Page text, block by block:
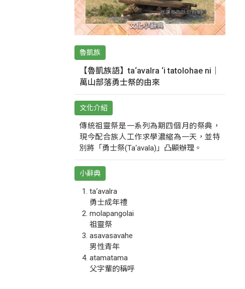
魯凱族
【魯凱族語】ta‘avalra ‘i tatolohae ni｜
萬山部落勇士祭的由來
文化介紹
傳統祖靈祭是一系列為期四個月的祭典，
現今配合族人工作求學濃縮為一天，並特
別將「勇士祭(Ta‘avala)」凸顯辦理。
小辭典
ta‘avalra
勇士成年禮
molapangolai
祖靈祭
asavasavahe
男性青年
atamatama
父字輩的稱呼